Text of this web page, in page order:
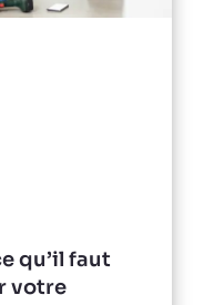
qu’il faut
votre